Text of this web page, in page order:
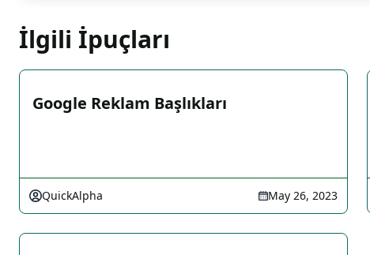
İlgili İpuçları
Google Reklam Başlıkları
QuickAlpha May 26, 2023